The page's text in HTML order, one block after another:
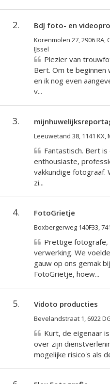
2. BdJ foto- en
Korenmolen 27, 2906 RA,
IJssel
Plezier van
Bert. Om te beginnen
en ik nog even
v...
3.
Leeuwetand 38, 1141 KX,
Fantastisch. Bert
enthousiaste,
vakkundige fotograaf.
zi...
4. FotoGrietje
Boxbergerweg 140F33,
Prettige fotografe,
verwerking. We
gauw op ons gemak bij
FotoGrietje, hoew...
5. Vidoto producties
Bevelandstraat 1, 6922
Kurt, de eigenaar
over zijn
mogelijke risico's als